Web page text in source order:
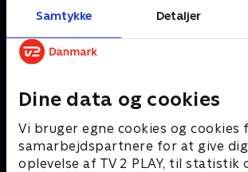
Samtykke Detaljer
Dine data og cookies
Vi bruger egne cookies og cookies
samarbejdspartnere for at give
oplevelse af TV 2 PLAY, til statistik
Andre så også